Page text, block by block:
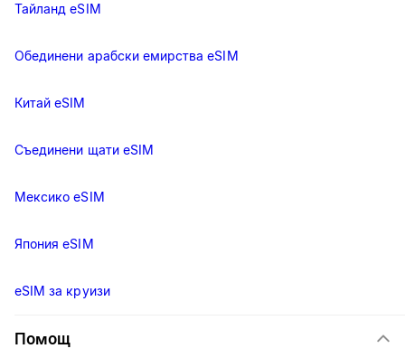
Тайланд eSIM
Обединени арабски емирства eSIM
Китай eSIM
Съединени щати eSIM
Мексико eSIM
Япония eSIM
eSIM за круизи
Помощ